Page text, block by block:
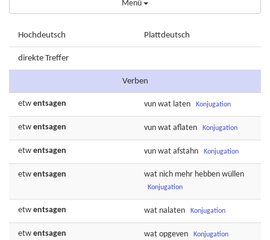
Menü
Hochdeutsch Plattdeutsch
direkte Treffer
Verben
etw entsagen vun wat laten Konjugation
etw entsagen vun wat aflaten Konjugation
etw entsagen vun wat afstahn Konjugation
etw entsagen wat nich mehr hebben wüllen
Konjugation
etw entsagen wat nalaten Konjugation
etw entsagen wat opgeven Konjugation